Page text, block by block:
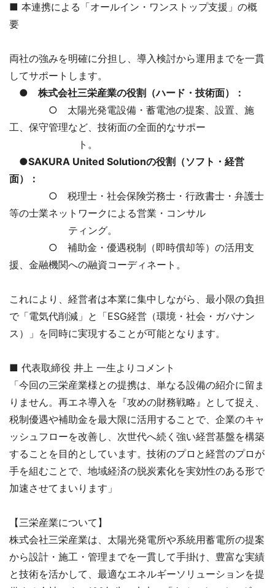
■ 本連携による「オールイン・ワンストップ支援」の概
要
両社の強みを明確に分担し、導入検討から運用までを一貫
してサポートします。
● 株式会社三栄産業の役割（ハード・技術面）：
○ 太陽光発電設備・蓄電池の提案、設置、施
工、保守管理など、技術面の全面的なサポー
ト。
●SAKURA United Solutionの役割（ソフト・経営
面）：
○ 税理士・社会保険労務士・行政書士・弁護士
等の士業ネットワークによる営業・コンサル
ティング。
○ 補助金・優遇税制（即時償却等）の活用支
援、金融機関への融資コーディネート。
これにより、経営者は本業に集中しながら、最小限の負担
で「電気代削減」と「ESG経営（環境・社会・ガバナン
ス）」を同時に実現することが可能となります。
■ 代表取締役 井上 一生よりコメント
「今回の三栄産業様との提携は、単なる設備の紹介に留ま
りません。再エネ導入を『攻めの財務戦略』として捉え、
税制優遇や補助金を最大限に活用することで、企業のキャ
ッシュフローを改善し、次世代へ続く強い経営基盤を構築
することを目的としています。技術のプロと経営のプロが
手を組むことで、地域経済の脱炭素化を実効性のある形で
加速させてまいります」
【三栄産業について】
株式会社三栄産業は、太陽光発電所や系統用蓄電所の提案
から設計・施工・管理までを一貫して手掛け、豊富な実績
と技術を活かして、最適なエネルギーソリューションを提